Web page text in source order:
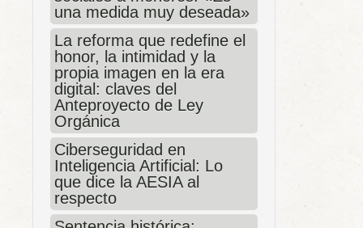
una medida muy deseada»
La reforma que redefine el
honor, la intimidad y la
propia imagen en la era
digital: claves del
Anteproyecto de Ley
Orgánica
Ciberseguridad en
Inteligencia Artificial: Lo
que dice la AESIA al
respecto